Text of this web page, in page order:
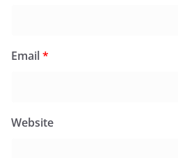
Email*
Website